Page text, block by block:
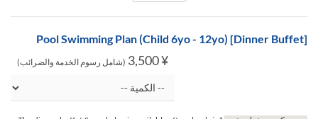
[Dinner Buffet] Pool Swimming Plan (Child 6yo - 12yo)
¥ 3,500 (شامل رسوم الخدمة والضرائب)